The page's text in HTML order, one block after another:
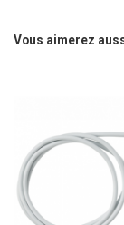
Modèles d’iPad:
Vous aimerez